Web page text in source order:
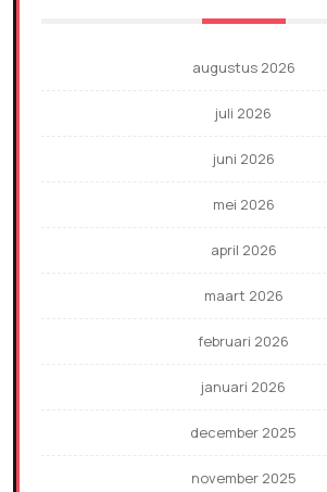
augustus 2026
juli 2026
juni 2026
mei 2026
april 2026
maart 2026
februari 2026
januari 2026
december 2025
november 2025